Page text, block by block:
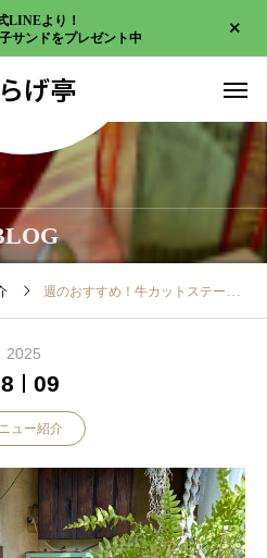
LINEより！
サンドをプレゼント中
げ亭
週のおすすめ！牛カットステーキ
2025
09
ュー紹介